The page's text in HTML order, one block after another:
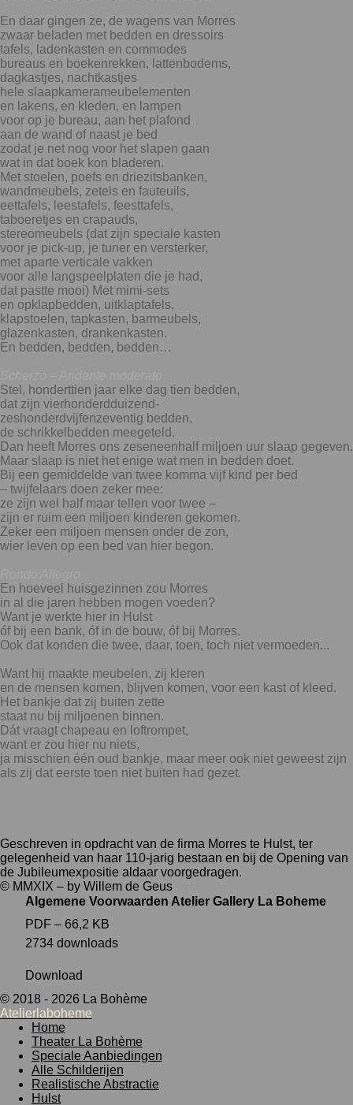
En daar gingen ze, de wagens van Morres
zwaar beladen met bedden en dressoirs
tafels, ladenkasten en commodes
bureaus en boekenrekken, lattenbodems,
dagkastjes, nachtkastjes
hele slaapkamerameubelementen
en lakens, en kleden, en lampen
voor op je bureau, aan het plafond
aan de wand of naast je bed
zodat je net nog voor het slapen gaan
wat in dat boek kon bladeren.
Met stoelen, poefs en driezitsbanken,
wandmeubels, zetels en fauteuils,
eettafels, leestafels, feesttafels,
taboeretjes en crapauds,
stereomeubels (dat zijn speciale kasten
voor je pick-up, je tuner en versterker,
met aparte verticale vakken
voor alle langspeelplaten die je had,
dat pastte mooi) Met mimi-sets
en opklapbedden, uitklaptafels,
klapstoelen, tapkasten, barmeubels,
glazenkasten, drankenkasten.
En bedden, bedden, bedden…
Stel, honderttien jaar elke dag tien bedden,
dat zijn vierhonderdduizend-
zeshonderdvijfenzeventig bedden,
de schrikkelbedden meegeteld.
Dan heeft Morres ons zeseneenhalf miljoen uur slaap gegeven.
Maar slaap is niet het enige wat men in bedden doet.
Bij een gemiddelde van twee komma vijf kind per bed
– twijfelaars doen zeker mee:
ze zijn wel half maar tellen voor twee –
zijn er ruim een miljoen kinderen gekomen.
Zeker een miljoen mensen onder de zon,
wier leven op een bed van hier begon.
En hoeveel huisgezinnen zou Morres
in al die jaren hebben mogen voeden?
Want je werkte hier in Hulst
óf bij een bank, óf in de bouw, óf bij Morres.
Ook dat konden die twee, daar, toen, toch niet vermoeden...
Want hij maakte meubelen, zij kleren
en de mensen komen, blijven komen, voor een kast of kleed.
Het bankje dat zij buiten zette
staat nu bij miljoenen binnen.
Dát vraagt chapeau en loftrompet,
want er zou hier nu niets,
ja misschien één oud bankje, maar meer ook niet geweest zijn
als zij dat eerste toen niet buiten had gezet.
Geschreven in opdracht van de firma Morres te Hulst, ter
gelegenheid van haar 110-jarig bestaan en bij de Opening van
de Jubileumexpositie aldaar voorgedragen.
© MMXIX – by Willem de Geus
Algemene Voorwaarden Atelier Gallery La Boheme
PDF – 66,2 KB
2734 downloads
Download
© 2018 - 2026 La Bohème
Atelierlaboheme
Home
Theater La Bohème
Speciale Aanbiedingen
Alle Schilderijen
Realistische Abstractie
Hulst